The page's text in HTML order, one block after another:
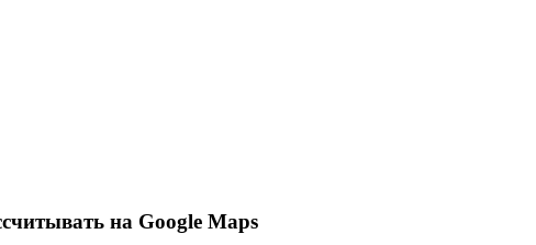
на Google Maps